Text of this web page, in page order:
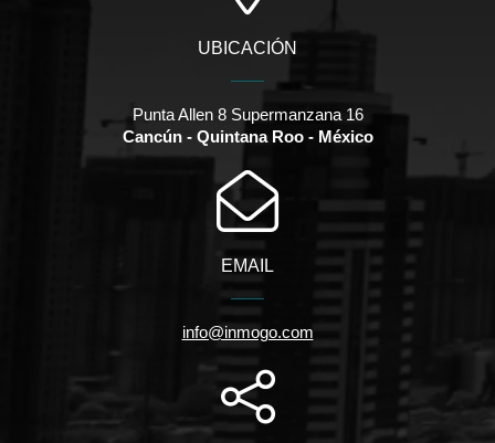
UBICACIÓN
Punta Allen 8 Supermanzana 16
Cancún - Quintana Roo - México
EMAIL
info@inmogo.com